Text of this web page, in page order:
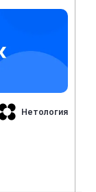
Нетология